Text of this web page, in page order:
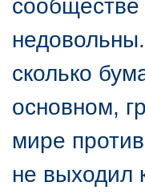
сообществе
сколько
основном,
мире
не выходил